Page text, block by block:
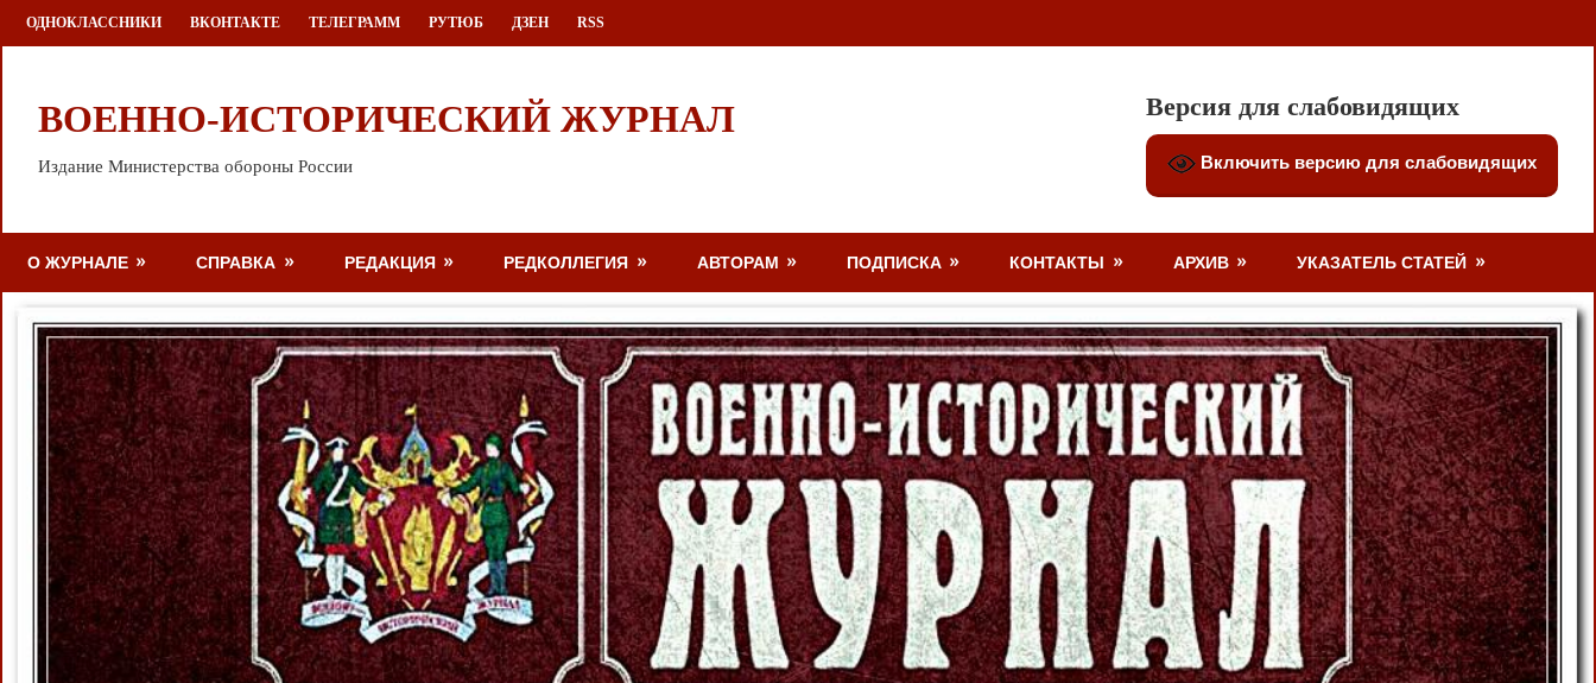
Перейти
к
ОДНОКЛАССНИКИ ВКОНТАКТЕ ТЕЛЕГРАММ РУТЮБ ДЗЕН RSS
ВОЕННО-ИСТОРИЧЕСКИЙ ЖУРНАЛ
Издание Министерства обороны России
Версия для слабовидящих
Включить версию для слабовидящих
О ЖУРНАЛЕ СПРАВКА РЕДАКЦИЯ РЕДКОЛЛЕГИЯ АВТОРАМ ПОДПИСКА КОНТАКТЫ АРХИВ УКАЗАТЕЛЬ СТАТЕЙ